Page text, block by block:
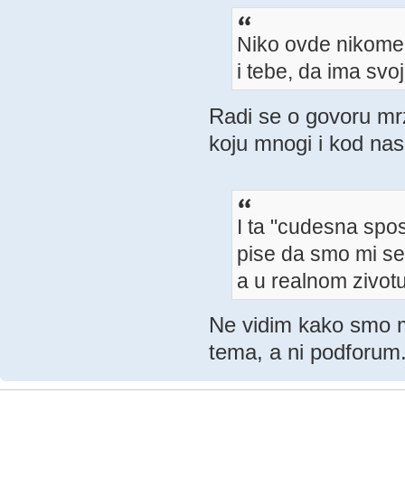
Niko ovde
i tebe, da ima
Radi se o govoru
koju mnogi i kod
I ta "cudesna
pise da smo mi
a u realnom
Ne vidim kako smo
tema, a ni